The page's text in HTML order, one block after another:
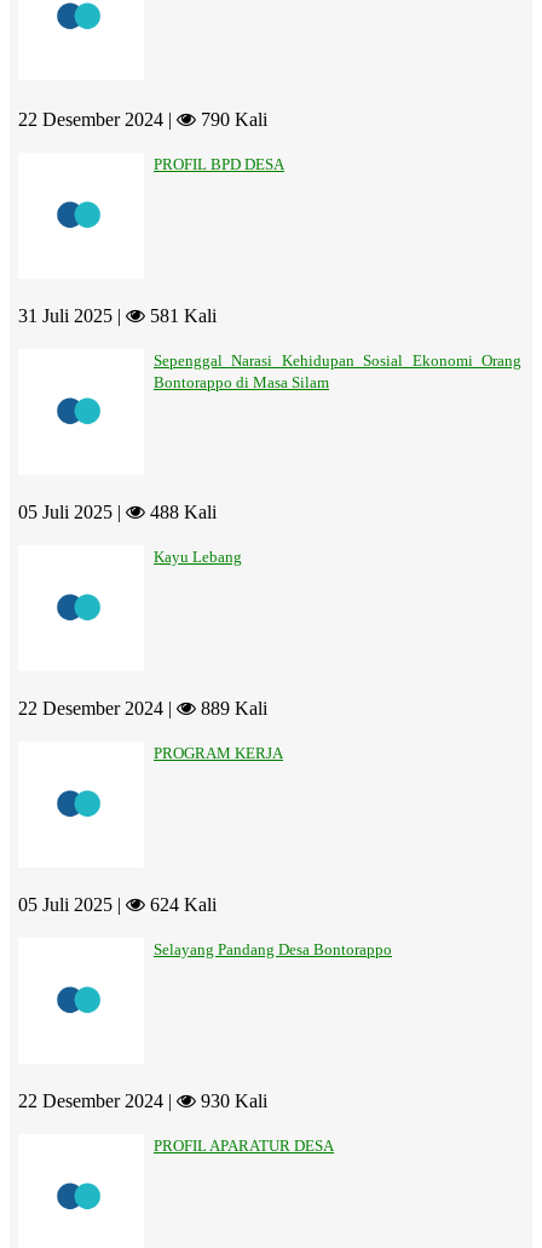
22 Desember 2024 | 790 Kali
PROFIL BPD DESA
31 Juli 2025 | 581 Kali
Sepenggal Narasi Kehidupan Sosial Ekonomi Orang
Bontorappo di Masa Silam
05 Juli 2025 | 488 Kali
Kayu Lebang
22 Desember 2024 | 889 Kali
PROGRAM KERJA
05 Juli 2025 | 624 Kali
Selayang Pandang Desa Bontorappo
22 Desember 2024 | 930 Kali
PROFIL APARATUR DESA